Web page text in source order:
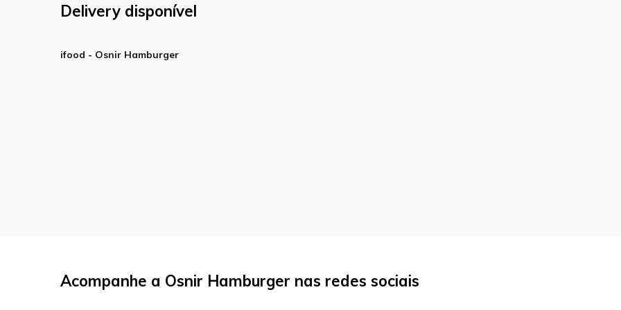
Delivery disponível
ifood - Osnir Hamburger
Acompanhe a Osnir Hamburger nas redes sociais